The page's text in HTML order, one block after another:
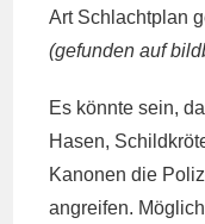
(gefunden auf
Es könnte sein,
Hasen,
Kanonen die
angreifen.